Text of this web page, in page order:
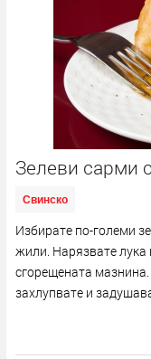
Зелеви сарми
Свинско
Избирате по-големи
жили. Нарязвате лука
сгорещената
захлупвате и